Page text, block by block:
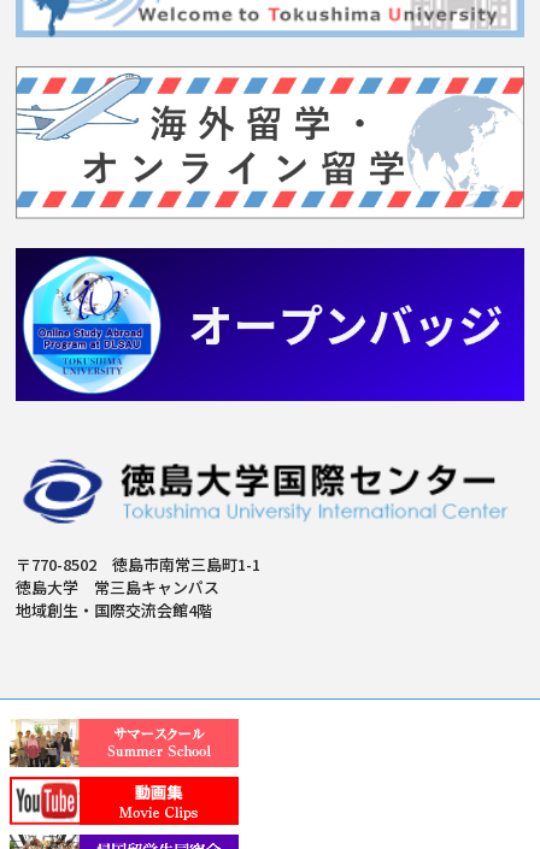
〒770-8502 徳島市南常三島町1-1
徳島大学 常三島キャンパス
地域創生・国際交流会館4階